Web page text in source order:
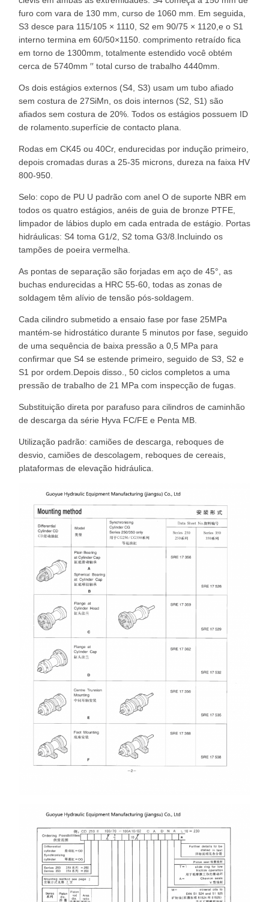
furo com vara de 130 mm, curso de 1060 mm. Em seguida,
S3 desce para 115/105 × 1110, S2 em 90/75 × 1120,e o S1
interno termina em 60/50×1150. comprimento retraído fica
em torno de 1300mm, totalmente estendido você obtém
cerca de 5740mm ′′ total curso de trabalho 4440mm.
Os dois estágios externos (S4, S3) usam um tubo afiado
sem costura de 27SiMn, os dois internos (S2, S1) são
afiados sem costura de 20%. Todos os estágios possuem ID
de rolamento.superfície de contacto plana.
Rodas em CK45 ou 40Cr, endurecidas por indução primeiro,
depois cromadas duras a 25-35 microns, dureza na faixa HV
800-950.
Selo: copo de PU U padrão com anel O de suporte NBR em
todos os quatro estágios, anéis de guia de bronze PTFE,
limpador de lábios duplo em cada entrada de estágio. Portas
hidráulicas: S4 toma G1/2, S2 toma G3/8.Incluindo os
tampões de poeira vermelha.
As pontas de separação são forjadas em aço de 45°, as
buchas endurecidas a HRC 55-60, todas as zonas de
soldagem têm alívio de tensão pós-soldagem.
Cada cilindro submetido a ensaio fase por fase 25MPa
mantém-se hidrostático durante 5 minutos por fase, seguido
de uma sequência de baixa pressão a 0,5 MPa para
confirmar que S4 se estende primeiro, seguido de S3, S2 e
S1 por ordem.Depois disso., 50 ciclos completos a uma
pressão de trabalho de 21 MPa com inspecção de fugas.
Substituição direta por parafuso para cilindros de caminhão
de descarga da série Hyva FC/FE e Penta MB.
Utilização padrão: camiões de descarga, reboques de
desvio, camiões de descolagem, reboques de cereais,
plataformas de elevação hidráulica.